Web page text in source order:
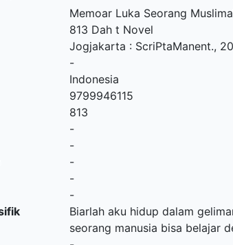
Memoar Luka Seorang
813 Dah t Novel
Jogjakarta : ScriPtaManent.,
-
Indonesia
9799946115
813
-
-
-
-
-
Biarlah aku hidup dalam
seorang manusia bisa belajar